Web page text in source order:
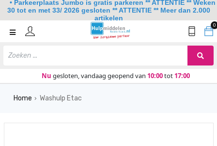
0
Nu gesloten, vandaag geopend van 10:00tot 17:00
Home
Home › Washulp Etac
• Parkeerplaats Jumbo is gratis parkeren ** ATTENTIE ** Weken
30 tot en met 33/ 2026 gesloten ** ATTENTIE ** Meer dan 2.000
artikelen